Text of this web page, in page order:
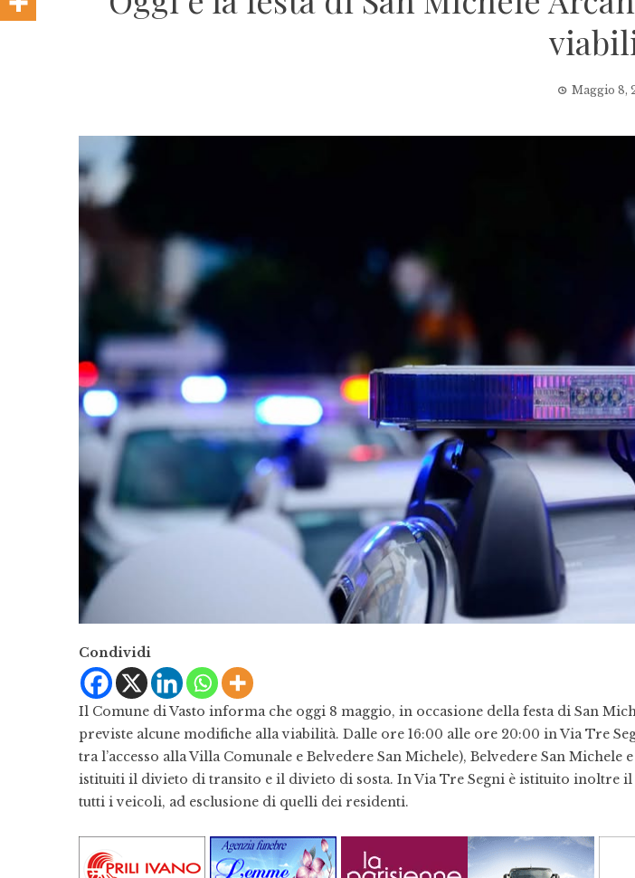
Maggio 8,
Condividi
Il Comune di Vasto informa che oggi 8 maggio, in occasione della festa di San
previste alcune modifiche alla viabilità. Dalle ore 16:00 alle ore 20:00 in Via Tre
tra l’accesso alla Villa Comunale e Belvedere San Michele), Belvedere San Michele
istituiti il divieto di transito e il divieto di sosta. In Via Tre Segni è istituito inoltre
tutti i veicoli, ad esclusione di quelli dei residenti.